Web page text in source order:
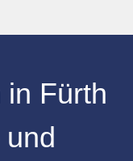
in Fürth
und